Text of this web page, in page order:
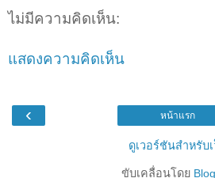
ไม่มีความคิดเห็น:
แสดงความคิดเห็น
‹ หน้าแรก
ดูเวอร์ชันสำหรับ
ขับเคลื่อนโดย